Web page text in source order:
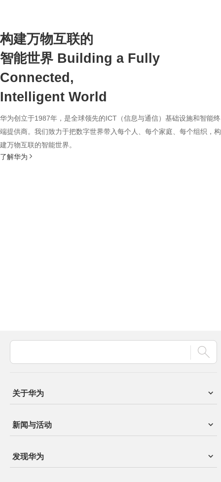
构建万物互联的
智能世界 Building a Fully
Connected,
Intelligent World
华为创立于1987年，是全球领先的ICT（信息与通信）基础设施和智能终
端提供商。我们致力于把数字世界带入每个人、每个家庭、每个组织，构
建万物互联的智能世界。
了解华为
关于华为
新闻与活动
发现华为